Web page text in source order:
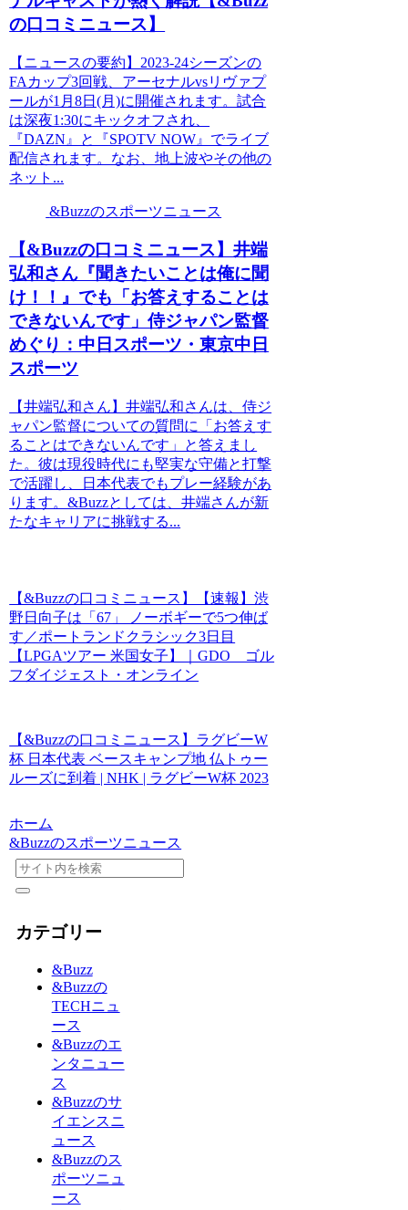
の口コミニュース】
【ニュースの要約】2023-24シーズンの
FAカップ3回戦、アーセナルvsリヴァプ
ールが1月8日(月)に開催されます。試合
は深夜1:30にキックオフされ、
『DAZN』と『SPOTV NOW』でライブ
配信されます。なお、地上波やその他の
ネット...
&Buzzのスポーツニュース
【&Buzzの口コミニュース】井端
弘和さん『聞きたいことは俺に聞
け！！』でも「お答えすることは
できないんです」侍ジャパン監督
めぐり：中日スポーツ・東京中日
スポーツ
【井端弘和さん】井端弘和さんは、侍ジ
ャパン監督についての質問に「お答えす
ることはできないんです」と答えまし
た。彼は現役時代にも堅実な守備と打撃
で活躍し、日本代表でもプレー経験があ
ります。&Buzzとしては、井端さんが新
たなキャリアに挑戦する...
【&Buzzの口コミニュース】【速報】渋
野日向子は「67」 ノーボギーで5つ伸ば
す／ポートランドクラシック3日目
【LPGAツアー 米国女子】｜GDO ゴル
フダイジェスト・オンライン
【&Buzzの口コミニュース】ラグビーW
杯 日本代表 ベースキャンプ地 仏トゥー
ルーズに到着 | NHK | ラグビーW杯 2023
ホーム
&Buzzのスポーツニュース
カテゴリー
&Buzz
&Buzzの
TECHニュ
ース
&Buzzのエ
ンタニュー
ス
&Buzzのサ
イエンスニ
ュース
&Buzzのス
ポーツニュ
ース